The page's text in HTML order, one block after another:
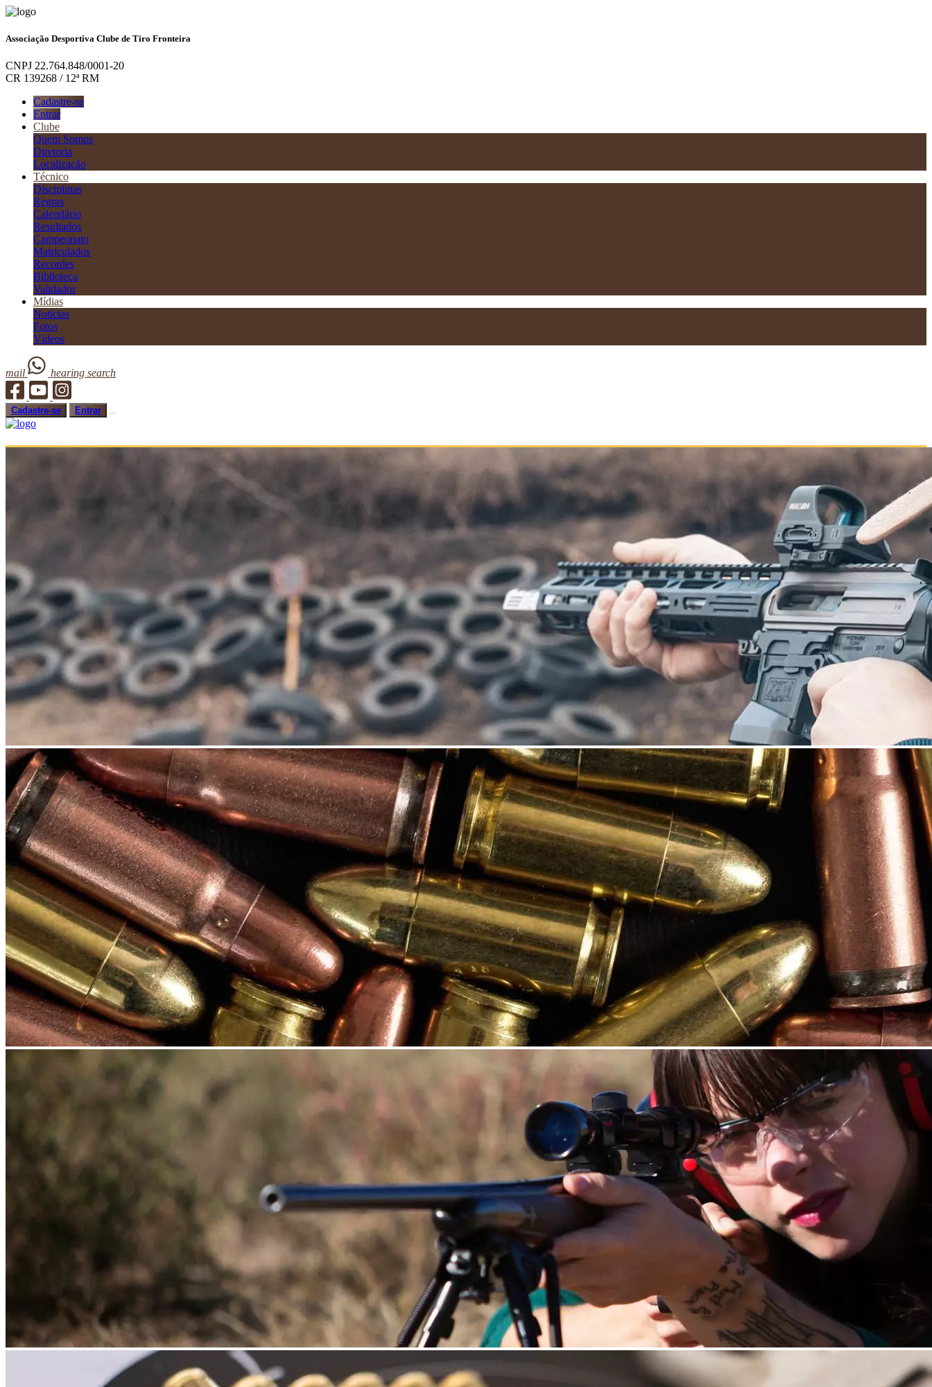
Associação Desportiva Clube de Tiro Fronteira
CNPJ 22.764.848/0001-20
CR 139268 / 12ª RM
Cadastre-se
Entrar
Clube
Quem Somos
Diretoria
Localização
Técnico
Disciplinas
Regras
Calendário
Resultados
Campeonato
Matriculados
Recordes
Biblioteca
Validador
Mídias
Notícias
Fotos
Vídeos
mail hearing search
Cadastre-se Entrar